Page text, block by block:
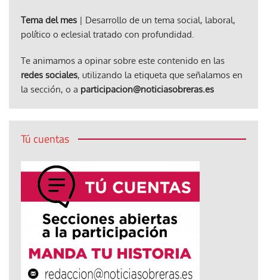
Tema del mes | Desarrollo de un tema social, laboral,
político o eclesial tratado con profundidad.
Te animamos a opinar sobre este contenido en las
redes sociales, utilizando la etiqueta que señalamos en
la sección, o a participacion@noticiasobreras.es
Tú cuentas